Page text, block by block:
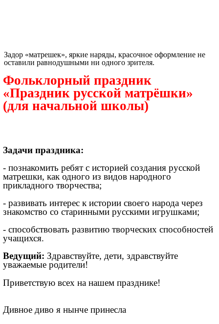
Задор «матрешек», яркие наряды, красочное оформление не
оставили равнодушными ни одного зрителя.
Фольклорный праздник
«Праздник русской матрёшки»
(для начальной школы)
Задачи праздника:
- познакомить ребят с историей создания русской
матрешки, как одного из видов народного
прикладного творчества;
- развивать интерес к истории своего народа через
знакомство со старинными русскими игрушками;
- способствовать развитию творческих способностей
учащихся.
Ведущий: Здравствуйте, дети, здравствуйте
уважаемые родители!
Приветствую всех на нашем празднике!
Дивное диво я нынче принесла